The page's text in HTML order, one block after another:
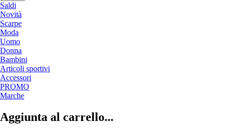
Saldi
Novità
Scarpe
Moda
Uomo
Donna
Bambini
Articoli sportivi
Accessori
PROMO
Marche
Aggiunta al carrello...